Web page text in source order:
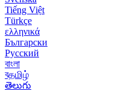
Tiếng Việt
Türkçe
ελληνικά
Български
Русский
বাংলা
বதமிழ்
తెలుగు